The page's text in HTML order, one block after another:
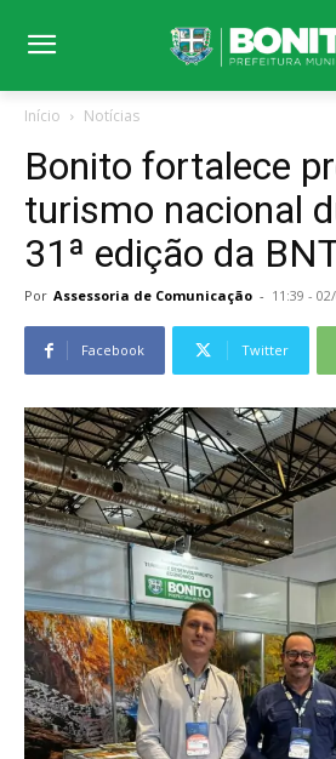
Início Notícias
Bonito fortalece
turismo nacional
31ª edição da
Por Assessoria de Comunicação - 11:39 -
Facebook Twitter